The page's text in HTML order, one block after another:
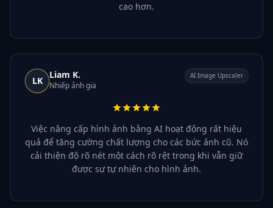
cao hơn.
LK
Liam K.
Nhiếp ảnh gia
AI Image Upscaler
Việc nâng cấp hình ảnh bằng AI hoạt động rất hiệu
quả để tăng cường chất lượng cho các bức ảnh cũ. Nó
cải thiện độ rõ nét một cách rõ rệt trong khi vẫn giữ
được sự tự nhiên cho hình ảnh.